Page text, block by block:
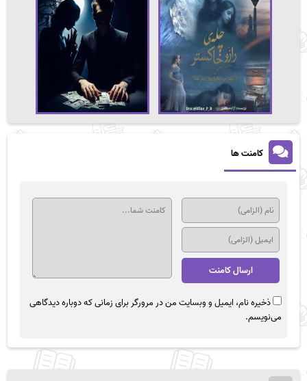
کامنت ها
ذخیره نام، ایمیل و وبسایت من در مرورگر برای زمانی که دوباره دیدگاهی
می‌نویسم.